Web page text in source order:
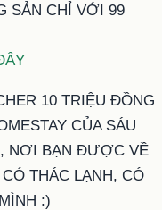
SẢN CHỈ VỚI 99
10 TRIỆU ĐỒNG
CỦA SÁU
NƠI BẠN ĐƯỢC VỀ
THÁC LẠNH, CÓ
:)